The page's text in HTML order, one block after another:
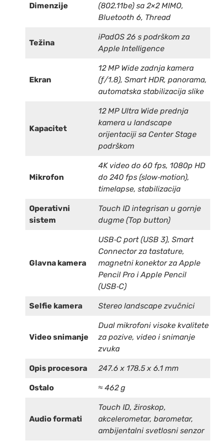
Dimenzije
(802.11be) sa 2×2 MIMO,
Bluetooth 6, Thread
Težina
iPadOS 26 s podrškom za
Apple Intelligence
Ekran
12 MP Wide zadnja kamera
(ƒ/1.8), Smart HDR, panorama,
automatska stabilizacija slike
Kapacitet
12 MP Ultra Wide prednja
kamera u landscape
orijentaciji sa Center Stage
podrškom
Mikrofon
4K video do 60 fps, 1080p HD
do 240 fps (slow‑motion),
timelapse, stabilizacija
Operativni
sistem
Touch ID integrisan u gornje
dugme (Top button)
Glavna kamera
USB‑C port (USB 3), Smart
Connector za tastature,
magnetni konektor za Apple
Pencil Pro i Apple Pencil
(USB‑C)
Selfie kamera Stereo landscape zvučnici
Video snimanje
Dual mikrofoni visoke kvalitete
za pozive, video i snimanje
zvuka
Opis procesora 247.6 x 178.5 x 6.1 mm
Ostalo ≈ 462 g
Audio formati
Touch ID, žiroskop,
akcelerometar, barometar,
ambijentalni svetlosni senzor